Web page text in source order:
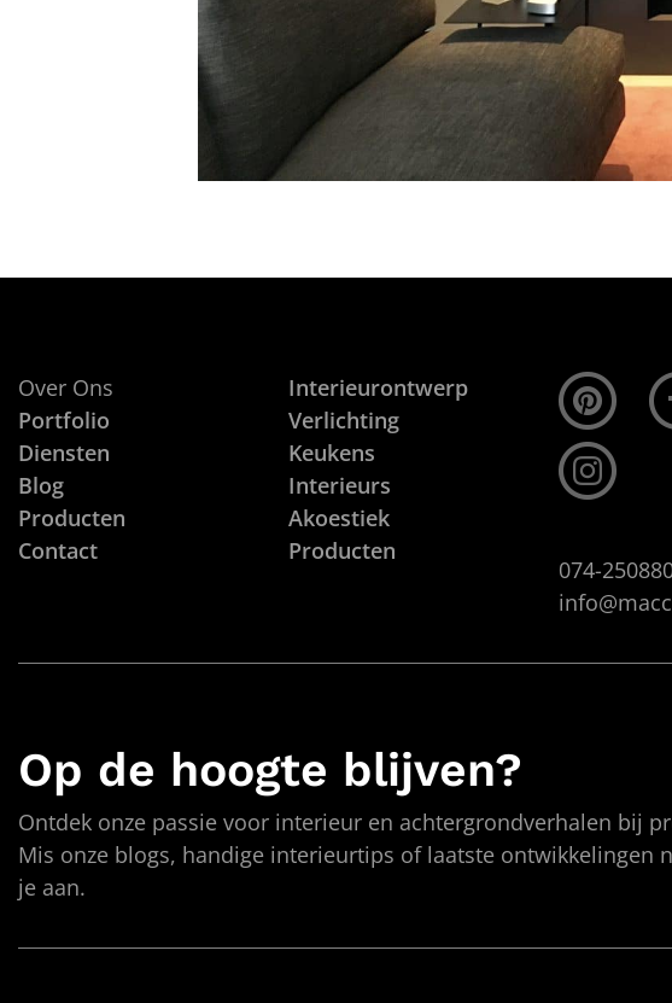
Over Ons
Portfolio
Diensten
Blog
Producten
Contact
Interieurontwerp
Verlichting
Keukens
Interieurs
Akoestiek
Producten
074-
Op de hoogte blijven?
Ontdek onze passie voor interieur en achtergrondverhalen bij
Mis onze blogs, handige interieurtips of laatste ontwikkelingen
je aan.